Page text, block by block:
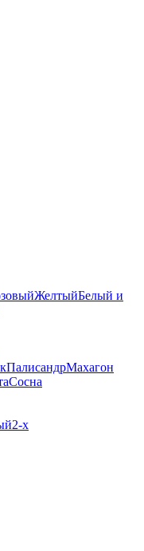
ЖелтыйБелый и
ПалисандрМахагон
Сосна
2-х